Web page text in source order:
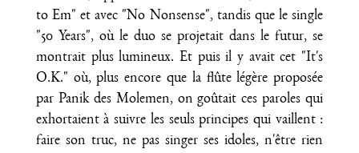
to Em" et avec "No Nonsense", tandis que le single
"50 Years", où le duo se projetait dans le futur, se
montrait plus lumineux. Et puis il y avait cet "It's
O.K." où, plus encore que la flûte légère proposée
par Panik des Molemen, on goûtait ces paroles qui
exhortaient à suivre les seuls principes qui vaillent :
faire son truc, ne pas singer ses idoles, n'être rien